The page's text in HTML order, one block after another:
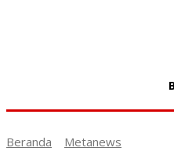
Beranda Metanews